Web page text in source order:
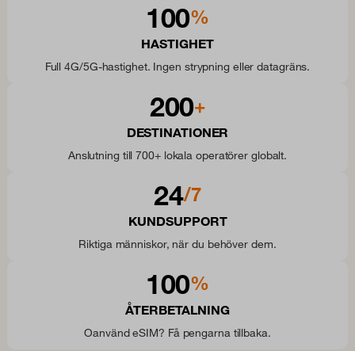
100%
HASTIGHET
Full 4G/5G-hastighet. Ingen strypning eller datagräns.
200+
DESTINATIONER
Anslutning till 700+ lokala operatörer globalt.
24/7
KUNDSUPPORT
Riktiga människor, när du behöver dem.
100%
ÅTERBETALNING
Oanvänd eSIM? Få pengarna tillbaka.